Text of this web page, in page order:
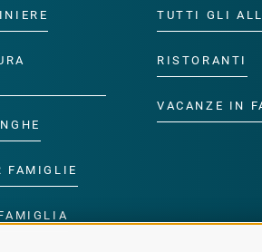
FAMIGLIE
TUTTI GLI
RISTORANTI
VACANZE IN